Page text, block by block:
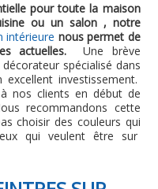
pour toute la maison
ou un salon , notre
intérieure nous permet de
actuelles. Une brève
spécialisé dans
investissement.
nos clients en début de
recommandons cette
choisir des couleurs qui
qui veulent être sur